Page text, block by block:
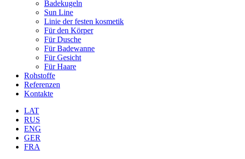
Badekugeln
Sun Line
Linie der festen kosmetik
Für den Körper
Für Dusche
Für Badewanne
Für Gesicht
Für Haare
Rohstoffe
Referenzen
Kontakte
LAT
RUS
ENG
GER
FRA